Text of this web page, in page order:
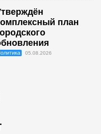
план
05.08.2026